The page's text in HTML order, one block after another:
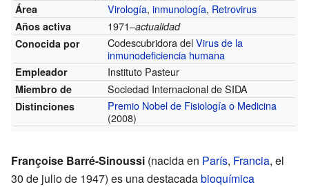
Área
Virología,inmunología, Retrovirus
Años activa 1971–actualidad
Conocida por
Codescubridora delVirus de la
inmunodeficiencia humana
Empleador Instituto Pasteur
Miembro de Sociedad Internacional de SIDA
Distinciones
Premio Nobel de Fisiología o Medicina
(2008)
Françoise Barré-Sinoussi (nacida en París, Francia, el
30 de julio de 1947) es una destacadabioquímica